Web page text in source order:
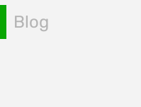
Blog